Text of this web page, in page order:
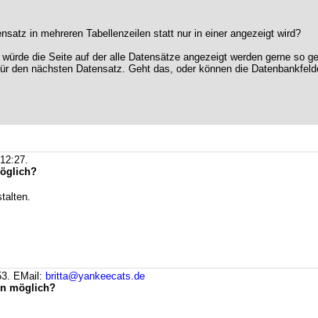
in mehreren Tabellenzeilen statt nur in einer angezeigt wird?
die Seite auf der alle Datensätze angezeigt werden gerne so
den nächsten Datensatz. Geht das, oder können die
EMail: britta@yankeecats.de
möglich?